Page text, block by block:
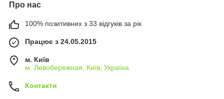
Про нас
100% позитивних з 33 відгуків за рік
Працює з 24.05.2015
м. Київ
м. Левобережная, Київ, Україна
Контакти